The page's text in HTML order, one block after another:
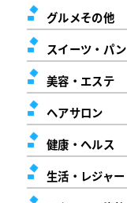
グルメその他
スイーツ・パン
美容・エステ
ヘアサロン
健康・ヘルス
生活・レジャー